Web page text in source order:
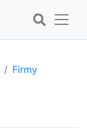
Firmy